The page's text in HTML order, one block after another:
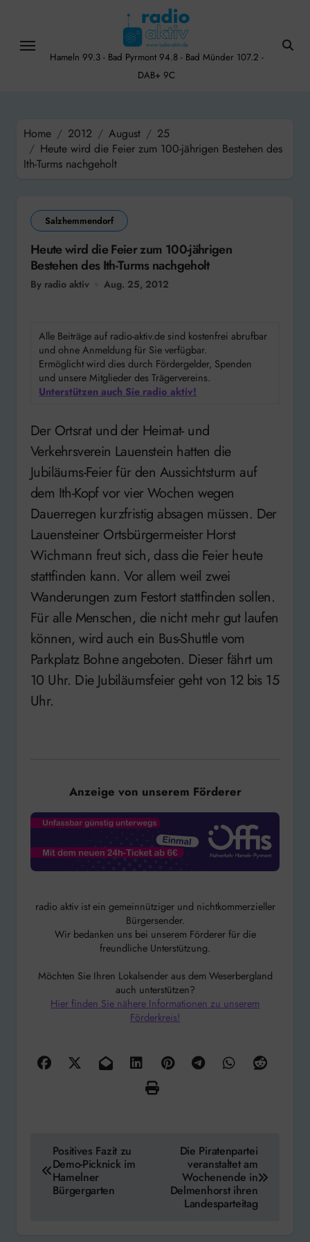
content
Hameln 99.3 - Bad Pyrmont 94.8 - Bad Münder 107.2 -
DAB+ 9C
Home 2012 August
25
Heute wird die Feier zum 100-jährigen Bestehen des
Ith-Turms nachgeholt
Salzhemmendorf
Heute wird die Feier zum 100-jährigen
Bestehen des Ith-Turms nachgeholt
By radio aktiv Aug. 25, 2012
Alle Beiträge auf radio-aktiv.de sind kostenfrei abrufbar
und ohne Anmeldung für Sie verfügbar.
Ermöglicht wird dies durch Fördergelder, Spenden
und unsere Mitglieder des Trägervereins.
Unterstützen auch Sie radio aktiv!
Der Ortsrat und der Heimat- und
Verkehrsverein Lauenstein hatten die
Jubiläums-Feier für den Aussichtsturm auf
dem Ith-Kopf vor vier Wochen wegen
Dauerregen kurzfristig absagen müssen. Der
Lauensteiner Ortsbürgermeister Horst
Wichmann freut sich, dass die Feier heute
stattfinden kann. Vor allem weil zwei
Wanderungen zum Festort stattfinden sollen.
Für alle Menschen, die nicht mehr gut laufen
können, wird auch ein Bus-Shuttle vom
Parkplatz Bohne angeboten. Dieser fährt um
10 Uhr. Die Jubiläumsfeier geht von 12 bis 15
Uhr.
Anzeige von unserem Förderer
radio aktiv ist ein gemeinnütziger und nichtkommerzieller
Bürgersender.
Wir bedanken uns bei unserem Förderer für die
freundliche Unterstützung.
Möchten Sie Ihren Lokalsender aus dem Weserbergland
auch unterstützen?
Hier finden Sie nähere Informationen zu unserem
Förderkreis!
Positives Fazit zu
Demo-Picknick im
Hamelner
Bürgergarten
Die Piratenpartei
veranstaltet am
Wochenende in
Delmenhorst ihren
Landesparteitag